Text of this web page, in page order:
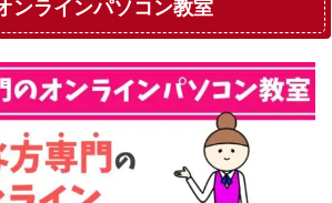
ンラインパソコン教室